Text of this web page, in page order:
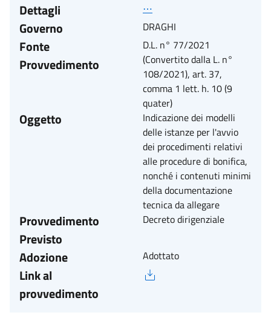
Dettagli
⋯
Governo DRAGHI
Fonte
Provvedimento
D.L. n° 77/2021
(Convertito dalla L. n°
108/2021), art. 37,
comma 1 lett. h. 10 (9
quater)
Oggetto
Indicazione dei modelli
delle istanze per l'avvio
dei procedimenti relativi
alle procedure di bonifica,
nonché i contenuti minimi
della documentazione
tecnica da allegare
Provvedimento
Previsto
Decreto dirigenziale
Adozione Adottato
Link al
provvedimento